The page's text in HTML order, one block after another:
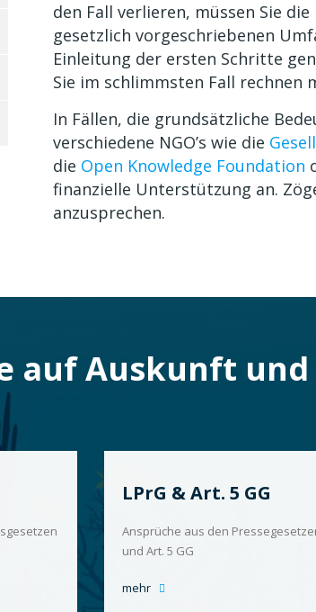
den Fall verlieren, müssen Sie
gesetzlich vorgeschriebenen
Einleitung der ersten Schritte
Sie im schlimmsten Fall rechnen
In Fällen, die grundsätzliche
verschiedene NGO’s wie die
die Open Knowledge Foundation
finanzielle Unterstützung an.
anzusprechen.
auf Auskunft
LPrG & Art. 5 GG
Ansprüche aus den
und Art. 5 GG
mehr